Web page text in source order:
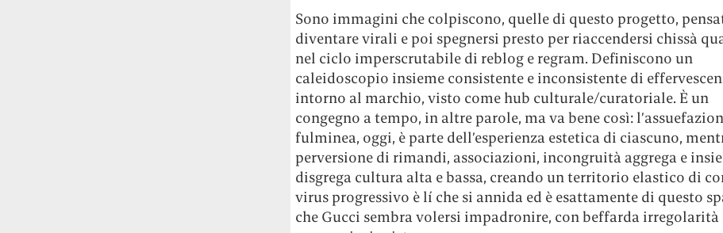
Sono immagini che colpiscono, quelle di questo progetto,
diventare virali e poi spegnersi presto per riaccendersi chissà
nel ciclo imperscrutabile di reblog e regram. Definiscono un
caleidoscopio insieme consistente e inconsistente di
intorno al marchio, visto come hub culturale/curatoriale. È un
congegno a tempo, in altre parole, ma va bene così:
fulminea, oggi, è parte dell’esperienza estetica di ciascuno,
perversione di rimandi, associazioni, incongruità aggrega e
disgrega cultura alta e bassa, creando un territorio elastico di
virus progressivo è lí che si annida ed è esattamente di questo
che Gucci sembra volersi impadronire, con beffarda irregolarità